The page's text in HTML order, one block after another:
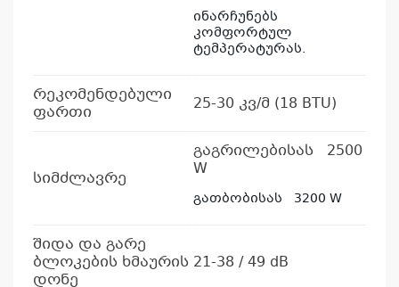
ინარჩუნებს
კომფორტულ
ტემპერატურას.
რეკომენდებული
ფართი
25-30 კვ/მ (18 BTU)
სიმძლავრე
გაგრილებისას 2500
W
გათბობისას 3200 W
შიდა და გარე
ბლოკების ხმაურის
დონე
21-38 / 49 dB